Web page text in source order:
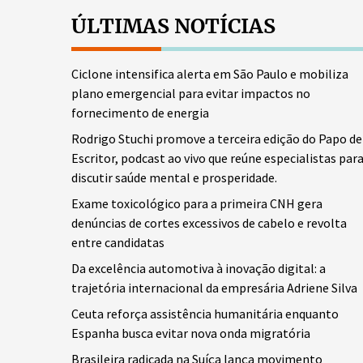
ÚLTIMAS NOTÍCIAS
Ciclone intensifica alerta em São Paulo e mobiliza
plano emergencial para evitar impactos no
fornecimento de energia
Rodrigo Stuchi promove a terceira edição do Papo de
Escritor, podcast ao vivo que reúne especialistas para
discutir saúde mental e prosperidade.
Exame toxicológico para a primeira CNH gera
denúncias de cortes excessivos de cabelo e revolta
entre candidatas
Da excelência automotiva à inovação digital: a
trajetória internacional da empresária Adriene Silva
Ceuta reforça assistência humanitária enquanto
Espanha busca evitar nova onda migratória
Brasileira radicada na Suíça lança movimento